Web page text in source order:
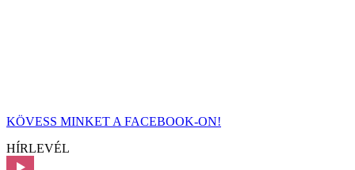
KÖVESS MINKET A FACEBOOK-ON!
HÍRLEVÉL